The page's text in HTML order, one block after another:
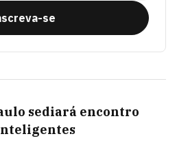
se
sediará encontro